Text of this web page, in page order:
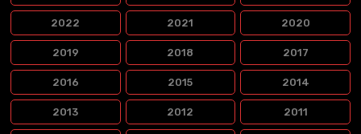
2022 2021 2020
2019 2018 2017
2016 2015 2014
2013 2012 2011